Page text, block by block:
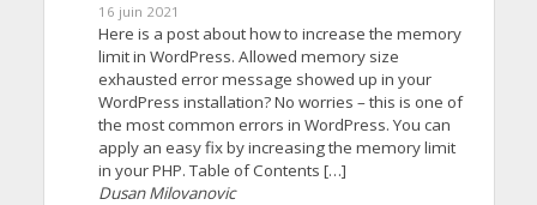
16 juin 2021
Here is a post about how to increase the memory
limit in WordPress. Allowed memory size
exhausted error message showed up in your
WordPress installation? No worries – this is one of
the most common errors in WordPress. You can
apply an easy fix by increasing the memory limit
in your PHP. Table of Contents […]
Dusan Milovanovic